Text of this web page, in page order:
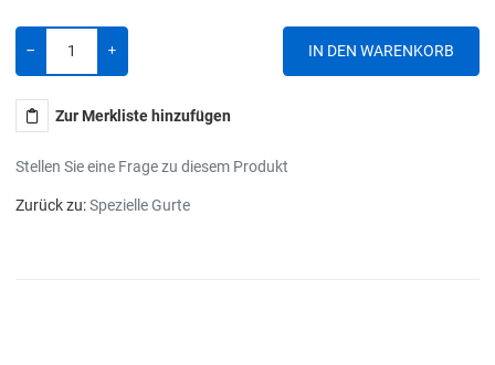
Menge
Zur Merkliste hinzufügen
Stellen Sie eine Frage zu diesem Produkt
Zurück zu:Spezielle Gurte